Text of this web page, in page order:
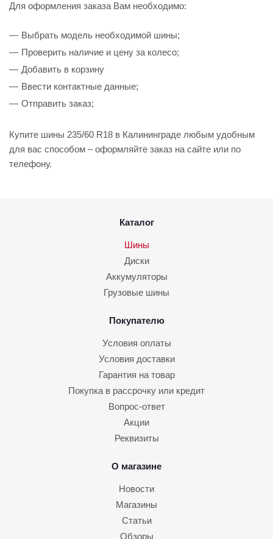
Для оформления заказа Вам необходимо:
Выбрать модель необходимой шины;
Проверить наличие и цену за колесо;
Добавить в корзину
Ввести контактные данные;
Отправить заказ;
Купите шины 235/60 R18 в Калининграде любым удобным
для вас способом – оформляйте заказ на сайте или по
телефону.
Каталог
Шины
Диски
Аккумуляторы
Грузовые шины
Покупателю
Условия оплаты
Условия доставки
Гарантия на товар
Покупка в рассрочку или кредит
Вопрос-ответ
Акции
Реквизиты
О магазине
Новости
Магазины
Статьи
Обзоры